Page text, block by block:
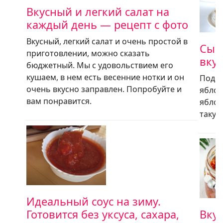
Вкусный и легкий салат на
каждый день — рецепт с фото
Вкусный, легкий салат и очень простой в
приготовлении, можно сказать
бюджетный. Мы с удовольствием его
кушаем, в нем есть весенние нотки и он
очень вкусно заправлен. Попробуйте и
вам понравится.
Идеальный соус на зиму.
Готовится без уксуса, сахара,